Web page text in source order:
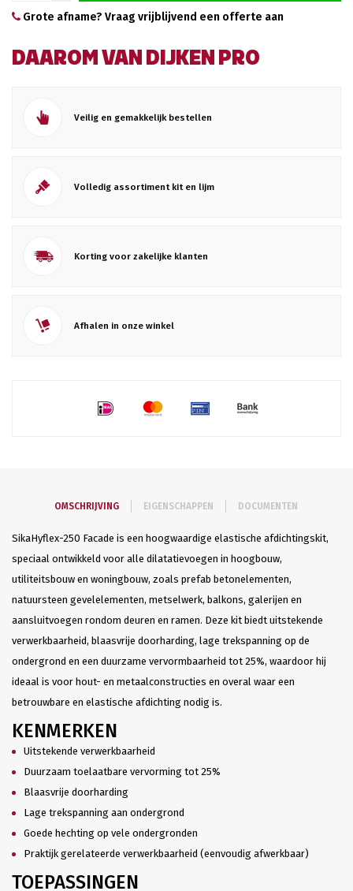
Grote afname? Vraag vrijblijvend een offerte aan
DAAROM VAN DIJKEN PRO
Veilig en gemakkelijk bestellen
Volledig assortiment kit en lijm
Korting voor zakelijke klanten
Afhalen in onze winkel
OMSCHRIJVING EIGENSCHAPPEN DOCUMENTEN
SikaHyflex-250 Facade is een hoogwaardige elastische afdichtingskit,
speciaal ontwikkeld voor alle dilatatievoegen in hoogbouw,
utiliteitsbouw en woningbouw, zoals prefab betonelementen,
natuursteen gevelelementen, metselwerk, balkons, galerijen en
aansluitvoegen rondom deuren en ramen. Deze kit biedt uitstekende
verwerkbaarheid, blaasvrije doorharding, lage trekspanning op de
ondergrond en een duurzame vervormbaarheid tot 25%, waardoor hij
ideaal is voor hout- en metaalconstructies en overal waar een
betrouwbare en elastische afdichting nodig is.
KENMERKEN
Uitstekende verwerkbaarheid
Duurzaam toelaatbare vervorming tot 25%
Blaasvrije doorharding
Lage trekspanning aan ondergrond
Goede hechting op vele ondergronden
Praktijk gerelateerde verwerkbaarheid (eenvoudig afwerkbaar)
TOEPASSINGEN